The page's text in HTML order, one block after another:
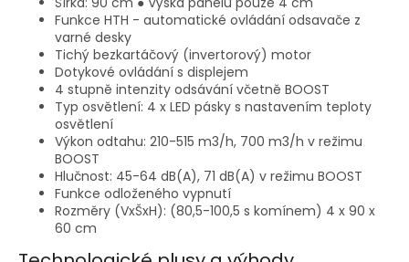
Funkce HTH - automatické ovládání odsavače z
varné desky
Tichý bezkartáčový (invertorový) motor
Dotykové ovládání s displejem
4 stupně intenzity odsávání včetně BOOST
Typ osvětlení: 4 x LED pásky s nastavením teploty
osvětlení
Výkon odtahu: 210-515 m3/h, 700 m3/h v režimu
BOOST
Hlučnost: 45-64 dB(A), 71 dB(A) v režimu BOOST
Funkce odloženého vypnutí
Rozměry (VxŠxH): (80,5-100,5 s komínem) 4 x 90 x
60 cm